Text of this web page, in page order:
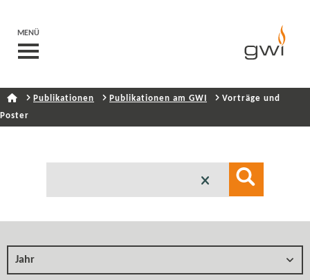
MENÜ
Publikationen Publikationen am GWI
Vorträge und
Poster
Jahr